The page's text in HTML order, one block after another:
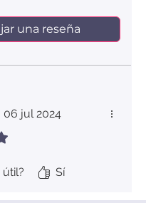
17.3
18.1
21.4
una reseña
06 jul 2024
5 estrellas.
útil? Sí